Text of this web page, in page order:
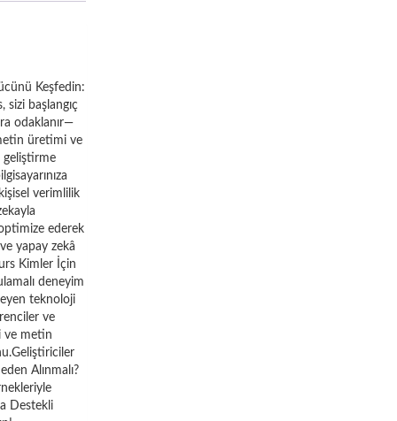
Keşfedin:
sizi başlangıç
odaklanır—
üretimi ve
geliştirme
verimlilik
ederek
yapay zekâ
Kimler İçin
deneyim
teknoloji
ve
ve metin
Alınmalı?
Destekli